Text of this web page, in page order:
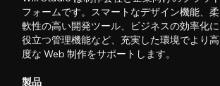
フォームです。スマートなデザイン機能、柔
軟性の高い開発ツール、ビジネスの効率化に
役立つ管理機能など、充実した環境でより高
度な Web 制作をサポートします。
製品